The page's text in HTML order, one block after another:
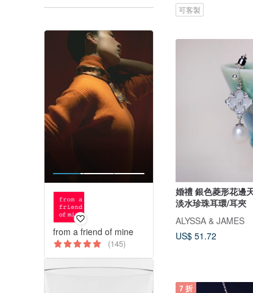
from a friend of mine
(145)
可客製
婚禮 銀色菱形花邊
淡水珍珠耳環/耳夾
ALYSSA & JAMES
US$ 51.72
7 折